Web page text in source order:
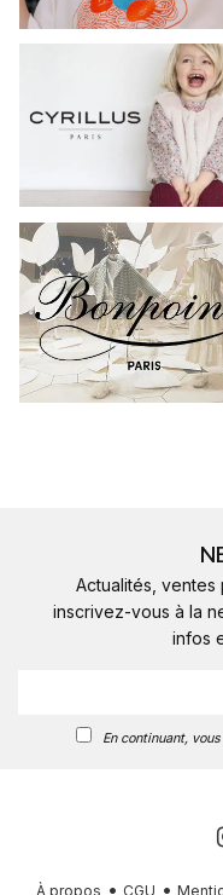
Actualités,
inscrivez-vous à la
infos
En continuant,
À propos CGU